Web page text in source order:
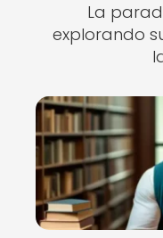
La
explorando